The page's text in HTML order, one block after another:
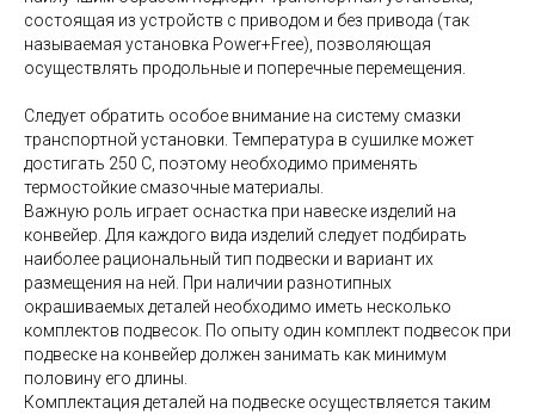
состоящая из устройств с приводом и без привода (так
называемая установка Power+Free), позволяющая
осуществлять продольные и поперечные перемещения.
Следует обратить особое внимание на систему смазки
транспортной установки. Температура в сушилке может
достигать 250 С, поэтому необходимо применять
термостойкие смазочные материалы.
Важную роль играет оснастка при навеске изделий на
конвейер. Для каждого вида изделий следует подбирать
наиболее рациональный тип подвески и вариант их
размещения на ней. При наличии разнотипных
окрашиваемых деталей необходимо иметь несколько
комплектов подвесок. По опыту один комплект подвесок при
подвеске на конвейер должен занимать как минимум
половину его длины.
Комплектация деталей на подвеске осуществляется таким